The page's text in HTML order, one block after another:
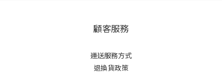
顧客服務
運送服務方式
退換貨政策